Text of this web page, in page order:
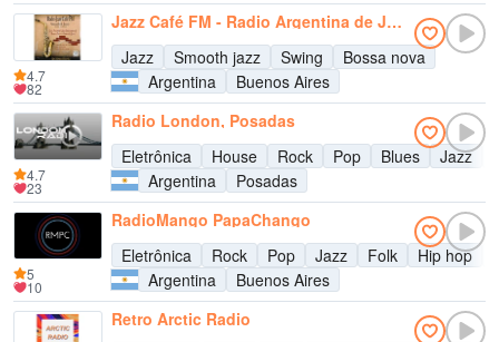
Jazz Café FM - Radio Argentina de Jazz
Jazz
Smooth jazz Swing
Bossa nova
Argentina
Buenos Aires
4.7
82
Radio London, Posadas
Eletrônica
House Rock Pop Blues Jazz
Argentina
Posadas
4.7
23
RadioMango PapaChango
Eletrônica
Rock Pop Jazz Folk Hip hop
Argentina
Buenos Aires
5
10
Retro Arctic Radio